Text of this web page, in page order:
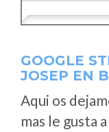
GOOGLE
JOSEP EN
Aqui os
mas le gusta